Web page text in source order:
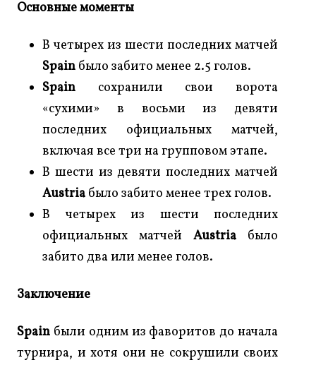
Основные моменты
В четырех из шести последних матчей
Spain было забито менее 2.5 голов.
Spain сохранили свои ворота
«сухими» в восьми из девяти
последних официальных матчей,
включая все три на групповом этапе.
В шести из девяти последних матчей
Austria было забито менее трех голов.
В четырех из шести последних
официальных матчей Austria было
забито два или менее голов.
Заключение
Spain были одним из фаворитов до начала
турнира, и хотя они не сокрушили своих